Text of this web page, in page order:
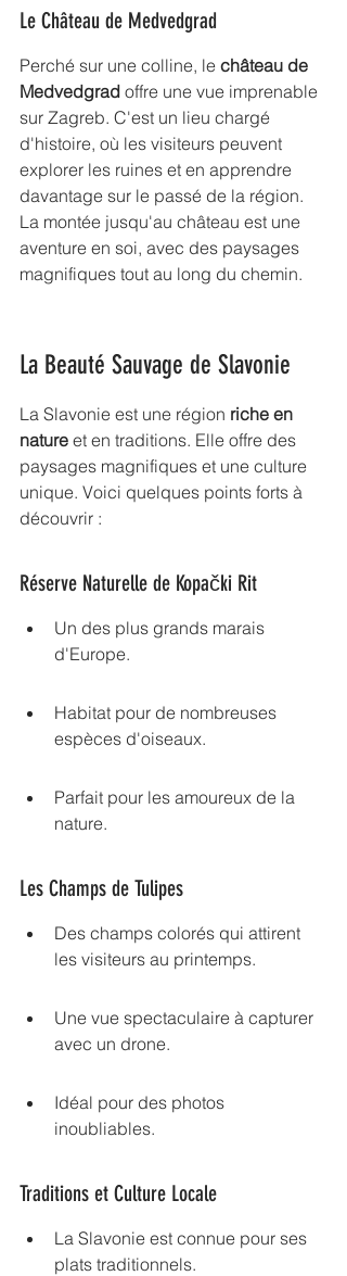
Le Château de Medvedgrad
Perché sur une colline, le château de
Medvedgrad offre une vue imprenable
sur Zagreb. C'est un lieu chargé
d'histoire, où les visiteurs peuvent
explorer les ruines et en apprendre
davantage sur le passé de la région.
La montée jusqu'au château est une
aventure en soi, avec des paysages
magnifiques tout au long du chemin.
La Beauté Sauvage de Slavonie
La Slavonie est une région riche en
nature et en traditions. Elle offre des
paysages magnifiques et une culture
unique. Voici quelques points forts à
découvrir :
Réserve Naturelle de Kopački Rit
Un des plus grands marais
d'Europe.
Habitat pour de nombreuses
espèces d'oiseaux.
Parfait pour les amoureux de la
nature.
Les Champs de Tulipes
Des champs colorés qui attirent
les visiteurs au printemps.
Une vue spectaculaire à capturer
avec un drone.
Idéal pour des photos
inoubliables.
Traditions et Culture Locale
La Slavonie est connue pour ses
plats traditionnels.